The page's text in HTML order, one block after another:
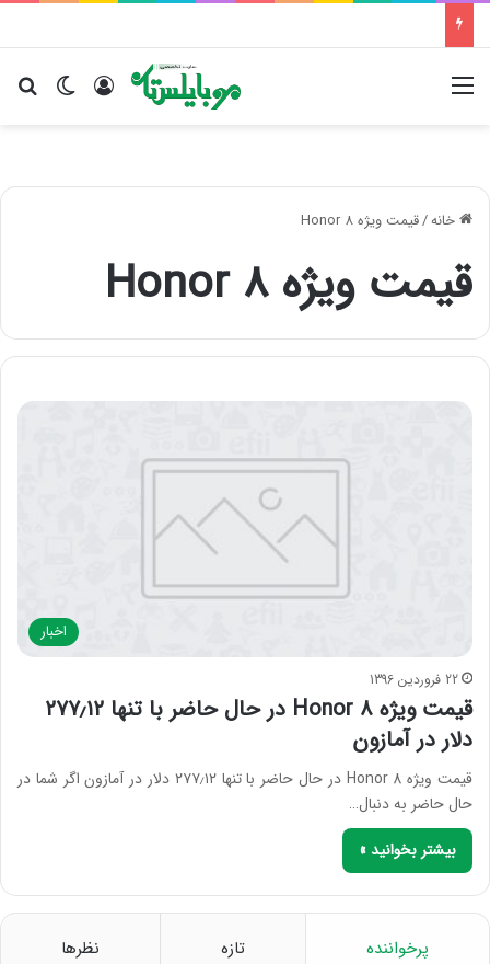
تغییر ورود
خانه/قیمت ویژه Honor 8
قیمت ویژه Honor 8
اخبار
22 فروردین 1396
قیمت ویژه Honor 8 در حال حاضر با تنها ۲۷۷٫۱۲
دلار در آمازون
قیمت ویژه Honor 8 در حال حاضر با تنها ۲۷۷٫۱۲ دلار در آمازون اگر شما در
حال حاضر به دنبال…
بیشتر بخوانید »
پرخواننده تازه نظرها